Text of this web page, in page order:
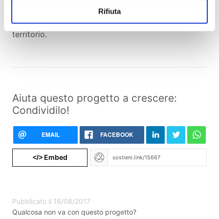
Rifiuta
percorso di evoluzione culturale attraverso il
coinvolgimento del mondo scolastico e sportivo del
territorio.
Aiuta questo progetto a crescere:
Condividilo!
EMAIL FACEBOOK
</>Embed
Pubblicato il 18/08/2017
Qualcosa non va con questo progetto?